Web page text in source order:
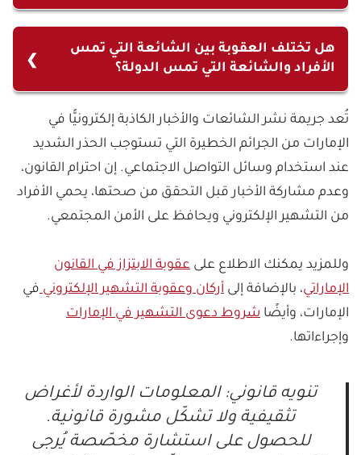
عليها تأليب الرأي العام أو إثارته ضد إحدى سلطات
والطوارئ أو الكوارث.
إلكترونية يُعد مشاركة في الجريمة ويستوجب العقوبة.
هل تختلف العقوبة بين الشائعة التي تمس
الأفراد والشائعة التي تمس الدولة؟
شدة من العقوبات المفروضة على نشر الشائعات بما
يمس الأفراد.
تُعد جريمة نشر الشائعات والأخبار الكاذبة إلكترونيًّا في
الإمارات من الجرائم الخطيرة التي تستوجب الحذر الشديد
عند استخدام وسائل التواصل الاجتماعي. إن احترام القانون،
وعدم مشاركة الأخبار قبل التحقق من صحتها، يحمي الأفراد
من التشهير الإلكتروني ويحافظ على الأمن المجتمعي.
وللمزيد يمكنك الاطلاع على عقوبة الابتزاز في القانون
الإماراتي، بالإضافة إلى أركان وعقوبة التشهير الإلكترونيفي
الإمارات، وأيضًا شروط دعوى التشهير في الإمارات
وإجراءاتها.
تنويه قانوني: المعلومات الواردة لأغراض
تثقيفية ولا تشكّل مشورة قانونية.
للحصول على استشارة مخصّصة يُرجى